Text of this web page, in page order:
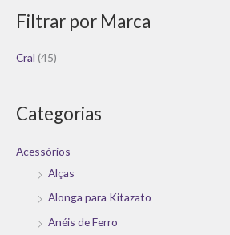
Filtrar por Marca
Cral (45)
Categorias
Acessórios
Alças
Alonga para Kitazato
Anéis de Ferro